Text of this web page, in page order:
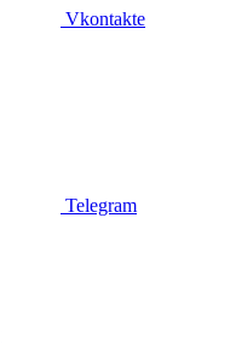
Vkontakte
Telegram